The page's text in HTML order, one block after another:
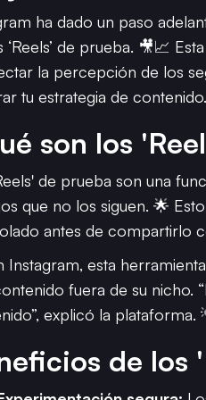
ha dado un paso
‘Reels’ de prueba. 🎥📈
la percepción de los
tu estrategia de
son los
de prueba son una
que no los siguen. 🌟
antes de compartirlo
Instagram, esta
fuera de su nicho.
explicó la plataforma.
de los